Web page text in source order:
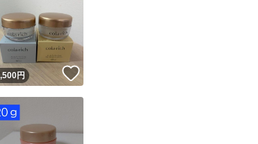
ユーザーの実績について
準を満たしたユーザーにバッジを付与しています
の商品の情報をコピーします
ね！
円